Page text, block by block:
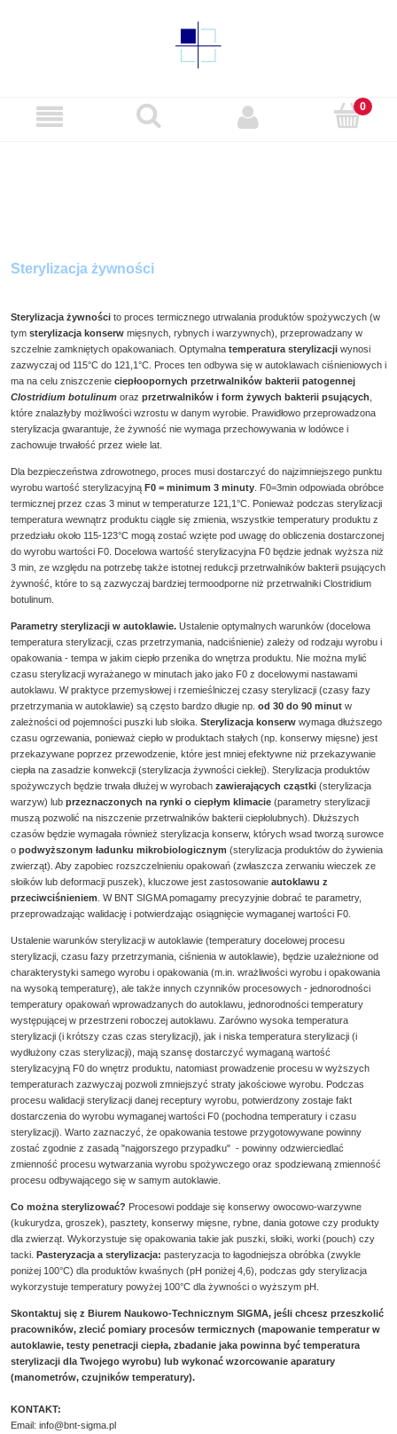
Sterylizacja żywności
Sterylizacja żywności to proces termicznego utrwalania produktów spożywczych (w
tym sterylizacja konserw mięsnych, rybnych i warzywnych), przeprowadzany w
szczelnie zamkniętych opakowaniach. Optymalna temperatura sterylizacji wynosi
zazwyczaj od 115°C do 121,1°C. Proces ten odbywa się w autoklawach ciśnieniowych i
ma na celu zniszczenie ciepłoopornych przetrwalników bakterii patogennej
Clostridium botulinum oraz przetrwalników i form żywych bakterii psujących
które znalazłyby możliwości wzrostu w danym wyrobie. Prawidłowo przeprowadzona
sterylizacja gwarantuje, że żywność nie wymaga przechowywania w lodówce i
zachowuje trwałość przez wiele lat.
Dla bezpieczeństwa zdrowotnego, proces musi dostarczyć do najzimniejszego punktu
wyrobu wartość sterylizacyjną F0 = minimum 3 minuty . F0=3min odpowiada obróbce
termicznej przez czas 3 minut w temperaturze 121,1°C. Ponieważ podczas sterylizacji
temperatura wewnątrz produktu ciągle się zmienia, wszystkie temperatury produktu z
przedziału około 115-123°C mogą zostać wzięte pod uwagę do obliczenia dostarczonej
do wyrobu wartości F0. Docelowa wartość sterylizacyjna F0 będzie jednak wyższa niż
3 min, ze względu na potrzebę także istotnej redukcji przetrwalników bakterii psujących
żywność, które to są zazwyczaj bardziej termoodporne niż przetrwalniki Clostridium
botulinum
Parametry sterylizacji w autoklawie. Ustalenie optymalnych warunków (docelowa
temperatura sterylizacji, czas przetrzymania, nadciśnienie) zależy od rodzaju wyrobu i
opakowania - tempa w jakim ciepło przenika do wnętrza produktu. Nie można mylić
czasu sterylizacji wyrażanego w minutach jako jako F0 z docelowymi nastawami
autoklawu. W praktyce przemysłowej i rzemieślniczej czasy sterylizacji (czasy fazy
przetrzymania w autoklawie) są często bardzo długie np. od 30 do 90 minut w
zależności od pojemności puszki lub słoika. Sterylizacja konserw wymaga dłuższego
czasu ogrzewania, ponieważ ciepło w produktach stałych (np. konserwy mięsne) jest
przekazywane poprzez przewodzenie, które jest mniej efektywne niż przekazywanie
ciepła na zasadzie konwekcji (sterylizacja żywności ciekłej). Sterylizacja produktów
spożywczych będzie trwała dłużej w wyrobach zawierających cząstki (sterylizacja
warzyw) lub przeznaczonych na rynki o ciepłym klimacie (parametry sterylizacji
muszą pozwolić na niszczenie przetrwalników bakterii ciepłolubnych). Dłuższych
czasów będzie wymagała również sterylizacja konserw, których wsad tworzą surowce
o podwyższonym ładunku mikrobiologicznym (sterylizacja produktów do żywienia
zwierząt). Aby zapobiec rozszczelnieniu opakowań (zwłaszcza zerwaniu wieczek ze
słoików lub deformacji puszek), kluczowe jest zastosowanie autoklawu z
przeciwciśnieniem . W BNT SIGMA pomagamy precyzyjnie dobrać te parametry,
przeprowadzając walidację i potwierdzając osiągnięcie wymaganej wartości F0.
Ustalenie warunków sterylizacji w autoklawie (temperatury docelowej procesu
sterylizacji, czasu fazy przetrzymania, ciśnienia w autoklawie), będzie uzależnione od
charakterystyki samego wyrobu i opakowania (m.in. wrażliwości wyrobu i opakowania
na wysoką temperaturę), ale także innych czynników procesowych - jednorodności
temperatury opakowań wprowadzanych do autoklawu, jednorodności temperatury
występującej w przestrzeni roboczej autoklawu. Zarówno wysoka temperatura
sterylizacji (i krótszy czas czas sterylizacji), jak i niska temperatura sterylizacji (i
wydłużony czas sterylizacji), mają szansę dostarczyć wymaganą wartość
sterylizacyjną F0 do wnętrz produktu, natomiast prowadzenie procesu w wyższych
temperaturach zazwyczaj pozwoli zmniejszyć straty jakościowe wyrobu. Podczas
procesu walidacji sterylizacji danej receptury wyrobu, potwierdzony zostaje fakt
dostarczenia do wyrobu wymaganej wartości F0 (pochodna temperatury i czasu
sterylizacji). Warto zaznaczyć, że opakowania testowe przygotowywane powinny
zostać zgodnie z zasadą "najgorszego przypadku" - powinny odzwierciedlać
zmienność procesu wytwarzania wyrobu spożywczego oraz spodziewaną zmienność
procesu odbywającego się w samym autoklawie.
Co można sterylizować? Procesowi poddaje się konserwy owocowo-warzywne
(kukurydza, groszek), pasztety, konserwy mięsne, rybne, dania gotowe czy produkty
dla zwierząt. Wykorzystuje się opakowania takie jak puszki, słoiki, worki (pouch) czy
tacki. Pasteryzacja a sterylizacja: pasteryzacja to łagodniejsza obróbka (zwykle
poniżej 100°C) dla produktów kwaśnych (pH poniżej 4,6), podczas gdy sterylizacja
wykorzystuje temperatury powyżej 100°C dla żywności o wyższym pH.
Skontaktuj się z Biurem Naukowo-Technicznym SIGMA, jeśli chcesz przeszkolić
pracowników, zlecić pomiary procesów termicznych (mapowanie temperatur w
autoklawie, testy penetracji ciepła, zbadanie jaka powinna być temperatura
sterylizacji dla Twojego wyrobu) lub wykonać wzorcowanie aparatury
(manometrów, czujników temperatury).
KONTAKT:
Email: info@bnt-sigma.pl